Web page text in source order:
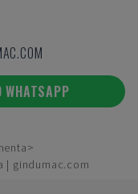
WHATSAPP
| gindumac.com